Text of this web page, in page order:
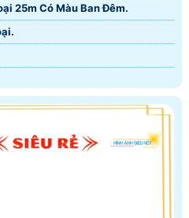
25m Có Màu Ban Ðêm.